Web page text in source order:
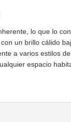
lo que lo
un brillo cálido
a varios estilos
espacio